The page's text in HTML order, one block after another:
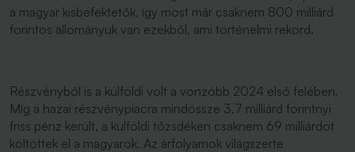
a magyar kisbefektetők, így most már csaknem 800 milliárd
forintos állományuk van ezekből, ami történelmi rekord.
Részvényből is a külföldi volt a vonzóbb 2024 első felében.
Míg a hazai részvénypiacra mindössze 3,7 milliárd forintnyi
friss pénz került, a külföldi tőzsdéken csaknem 69 milliárdot
költöttek el a magyarok. Az árfolyamok világszerte